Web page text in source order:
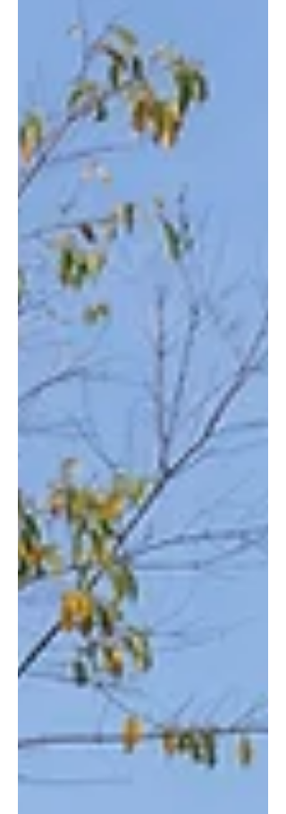
conectado. En Side FX aplicamos
neuroarquitectura para diseñar
espacios comerciales que no solo
venden más, sino que hacen sentir
mejor al cliente.